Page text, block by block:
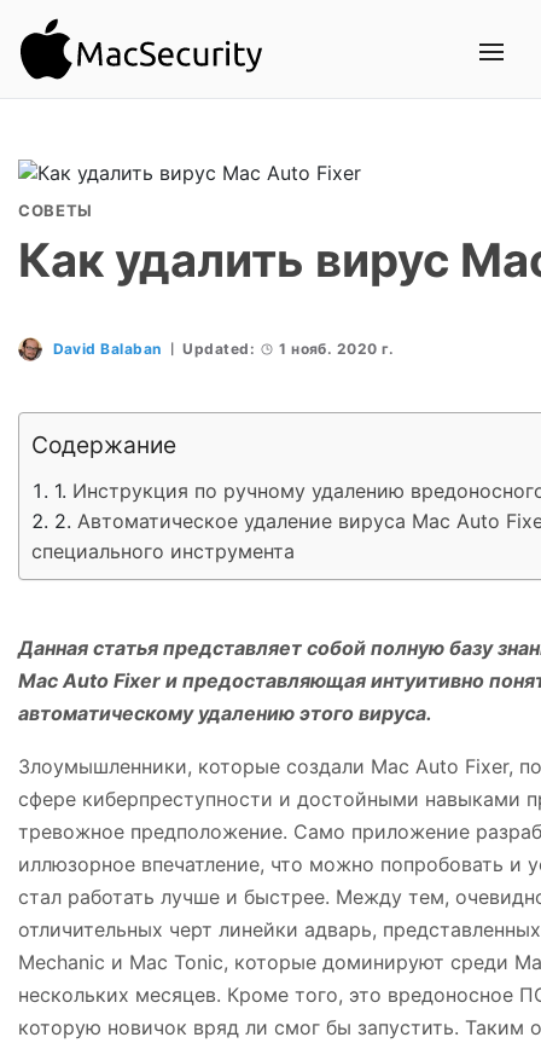
СОВЕТЫ
Как удалить вирус
David Balaban Updated: 1 нояб. 2020 г.
Содержание
Инструкция по ручному удалению
Автоматическое удаление вируса Mac Auto
специального инструмента
Данная статья представляет собой полную базу
Mac Auto Fixer и предоставляющая интуитивно
автоматическому удалению этого вируса.
Злоумышленники, которые создали Mac Auto Fixer,
сфере киберпреступности и достойными навыками
тревожное предположение. Само приложение
иллюзорное впечатление, что можно попробовать и
стал работать лучше и быстрее. Между тем,
отличительных черт линейки адварь,
Mechanic и Mac Tonic, которые доминируют среди
нескольких месяцев. Кроме того, это вредоносное
которую новичок вряд ли смог бы запустить. Таким